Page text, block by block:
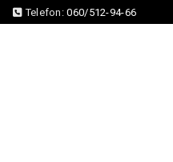
Telefon:060/512-94-66